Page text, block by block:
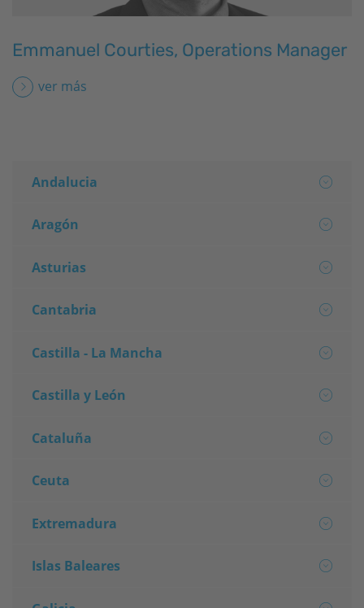
Emmanuel Courties, Operations Manager
ver más
Andalucia
Aragón
Asturias
Cantabria
Castilla - La Mancha
Castilla y León
Cataluña
Ceuta
Extremadura
Islas Baleares